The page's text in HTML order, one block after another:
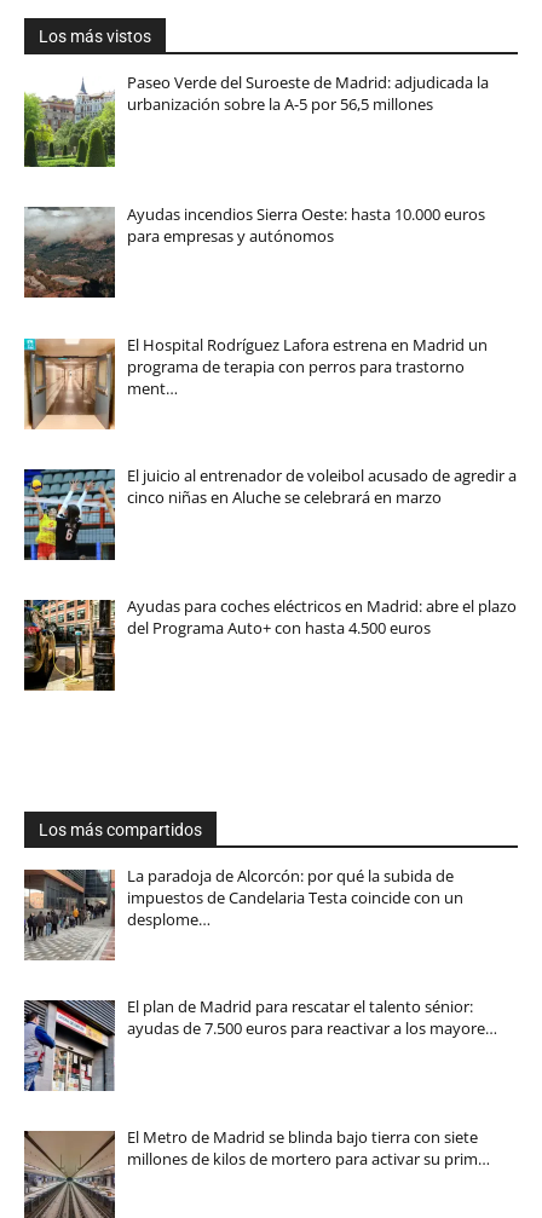
Los más vistos
Paseo Verde del Suroeste de Madrid: adjudicada la
urbanización sobre la A-5 por 56,5 millones
Ayudas incendios Sierra Oeste: hasta 10.000 euros
para empresas y autónomos
El Hospital Rodríguez Lafora estrena en Madrid un
programa de terapia con perros para trastorno
ment…
El juicio al entrenador de voleibol acusado de agredir a
cinco niñas en Aluche se celebrará en marzo
Ayudas para coches eléctricos en Madrid: abre el plazo
del Programa Auto+ con hasta 4.500 euros
Los más compartidos
La paradoja de Alcorcón: por qué la subida de
impuestos de Candelaria Testa coincide con un
desplome…
El plan de Madrid para rescatar el talento sénior:
ayudas de 7.500 euros para reactivar a los mayore…
El Metro de Madrid se blinda bajo tierra con siete
millones de kilos de mortero para activar su prim…